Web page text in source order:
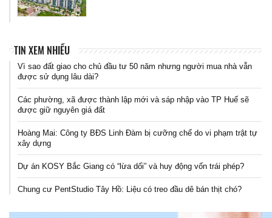
TIN XEM NHIỀU
Vì sao đất giao cho chủ đầu tư 50 năm nhưng người mua nhà vẫn
được sử dụng lâu dài?
Các phường, xã được thành lập mới và sáp nhập vào TP Huế sẽ
được giữ nguyên giá đất
Hoàng Mai: Công ty BĐS Linh Đàm bị cưỡng chế do vi phạm trật tự
xây dựng
Dự án KOSY Bắc Giang có “lừa dối” và huy động vốn trái phép?
Chung cư PentStudio Tây Hồ: Liệu có treo đầu dê bán thịt chó?